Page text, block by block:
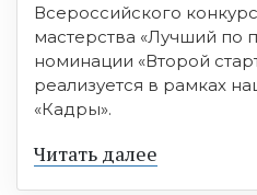
Всероссийского
мастерства «Лучший по
номинации «Второй
реализуется в рамках
«Кадры».
Читать далее